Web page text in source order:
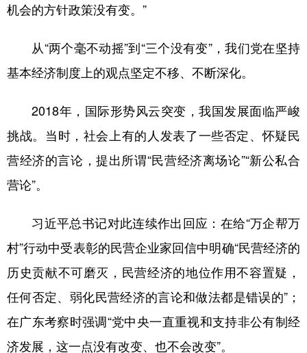
机会的方针政策没有变。”
从“两个毫不动摇”到“三个没有变”，我们党在坚持
基本经济制度上的观点坚定不移、不断深化。
2018年，国际形势风云突变，我国发展面临严峻
挑战。当时，社会上有的人发表了一些否定、怀疑民
营经济的言论，提出所谓“民营经济离场论”“新公私合
营论”。
习近平总书记对此连续作出回应：在给“万企帮万
村”行动中受表彰的民营企业家回信中明确“民营经济的
历史贡献不可磨灭，民营经济的地位作用不容置疑，
任何否定、弱化民营经济的言论和做法都是错误的”；
在广东考察时强调“党中央一直重视和支持非公有制经
济发展，这一点没有改变、也不会改变”。